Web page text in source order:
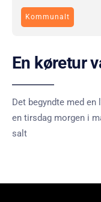
Kommunalt
En køretur
Det begyndte med en
en tirsdag morgen i
salt